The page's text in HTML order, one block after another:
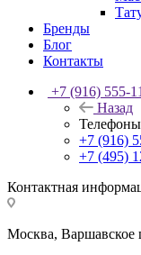
Бренды
Блог
Контакты
+7 (916) 555-
Назад
Телефоны
+7 (916)
+7 (495)
Контактная
Москва, Варшавское